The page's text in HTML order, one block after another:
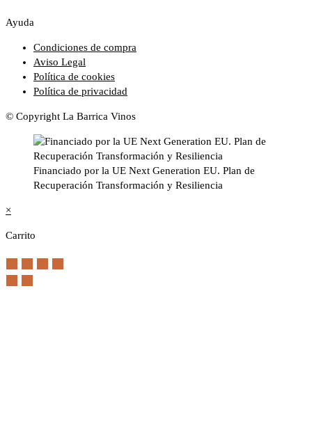
Ayuda
Condiciones de compra
Aviso Legal
Política de cookies
Política de privacidad
© Copyright La Barrica Vinos
Financiado por la UE Next Generation EU. Plan de
Recuperación Transformación y Resiliencia
×
Carrito